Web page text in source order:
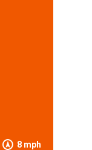
8 mph